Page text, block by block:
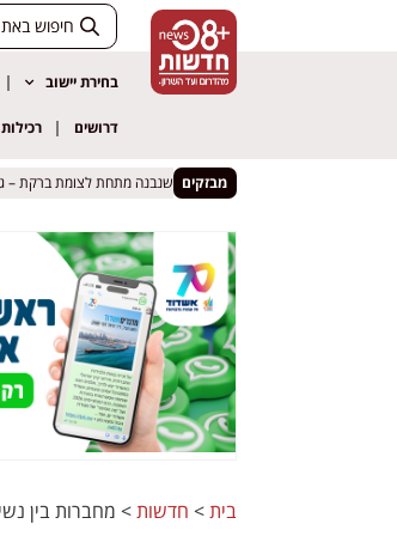
בחירת יישוב
דרושים
מבזקים
כבר משנה את השטח: המבנה שנבנה מתחת לצומת ברקת – גולדה
כבר משנה את השטח: המבנה שנבנה מתחת לצומת ברקת – גולדה
בית> חדשות> מחברות בין